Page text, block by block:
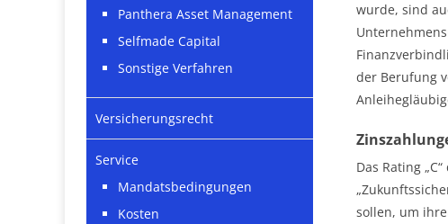
wurde, sind
der Berufung
Das Rating
sollen, um
Panthera Asset Management
Selfmade Capital
Sonstige Verfahren
Versicherungsrecht
Service
Mandatsbedingungen
Kosten